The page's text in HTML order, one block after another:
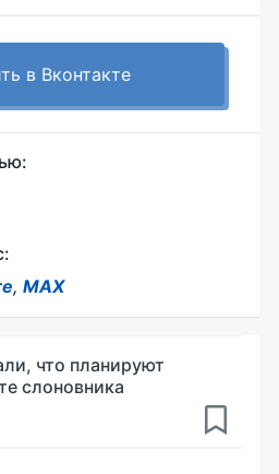
в Вконтакте
, MAX
что планируют
слоновника